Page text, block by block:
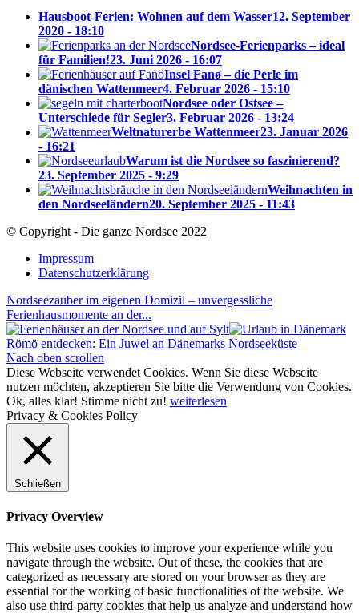
Hausboot-Ferien: Wohnen auf dem Wasser12. September
2020 - 18:10
Nordsee-Ferienparks – ideal
für Familien!23. Juni 2026 - 16:07
Insel Fanø – die Perle im
dänischen Wattenmeer4. Februar 2026 - 15:10
Nordsee oder Ostsee –
Unterschiede für Segler3. Februar 2026 - 13:24
Weltnaturerbe Wattenmeer23. Januar 2026
- 16:21
Warum ist die Nordsee so faszinierend?
23. September 2025 - 9:29
Weihnachten in
den Nordseeländern20. September 2025 - 11:43
© Copyright - Die ganze Nordsee 2022
Impressum
Datenschutzerklärung
Nordseezauber im eigenen Domizil – unvergessliche
Ferienhausmomente an der...
Römö entdecken: Ein Juwel an Dänemarks Nordseeküste
Nach oben scrollen
Diese Webseite verwendet Cookies. Wenn Sie diese Webseite
nutzen möchten, akzeptieren Sie bitte die Verwendung von Cookies.
Ok, alles klar! Stimme nicht zu! weiterlesen
Privacy & Cookies Policy
Schließen
Privacy Overview
This website uses cookies to improve your experience while you
navigate through the website. Out of these, the cookies that are
categorized as necessary are stored on your browser as they are
essential for the working of basic functionalities of the website. We
also use third-party cookies that help us analyze and understand how